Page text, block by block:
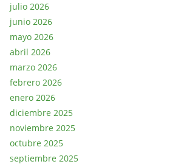
julio 2026
junio 2026
mayo 2026
abril 2026
marzo 2026
febrero 2026
enero 2026
diciembre 2025
noviembre 2025
octubre 2025
septiembre 2025